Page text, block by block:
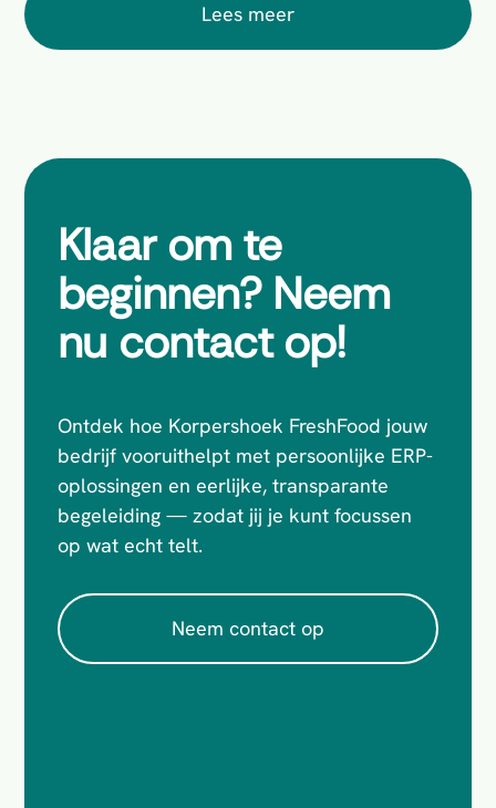
Lees meer
Klaar om te
beginnen? Neem
nu contact op!
Ontdek hoe Korpershoek FreshFood jouw
bedrijf vooruithelpt met persoonlijke ERP-
oplossingen en eerlijke, transparante
begeleiding — zodat jij je kunt focussen
op wat echt telt.
Neem contact op